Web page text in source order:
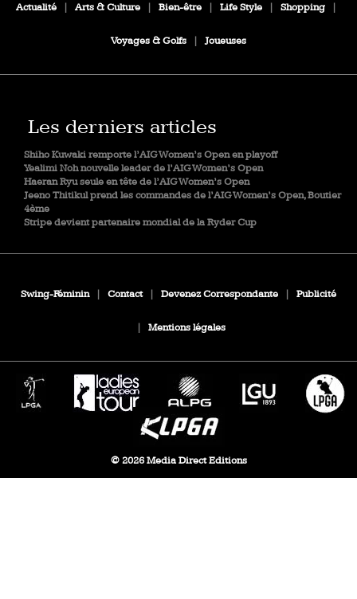
Actualité | Arts & Culture | Bien-être | Life Style | Shopping |
Voyages & Golfs | Joueuses
Les derniers articles
Shiho Kuwaki remporte l’AIG Women’s Open en playoff
Yealimi Noh nouvelle leader de l’AIG Women’s Open
Haeran Ryu seule en tête de l’AIG Women’s Open
Jeeno Thitikul prend les commandes de l’AIG Women’s Open, Boutier
4ème
Stripe devient partenaire mondial de la Ryder Cup
Swing-Féminin | Contact | Devenez Correspondante | Publicité
| Mentions légales
© 2026 Media Direct Editions